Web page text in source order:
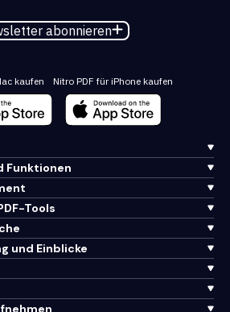
abonnieren
kaufen Nitro PDF für iPhone kaufen
Funktionen
Tools
und Einblicke